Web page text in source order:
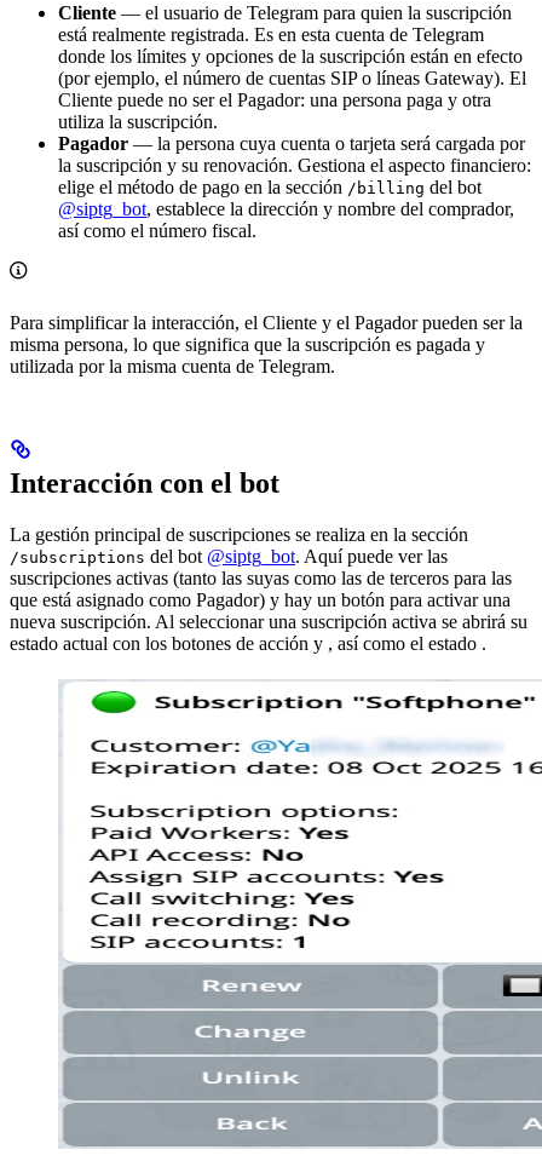
Cliente — el usuario de Telegram para quien la suscripción
está realmente registrada. Es en esta cuenta de Telegram
donde los límites y opciones de la suscripción están en efecto
(por ejemplo, el número de cuentas SIP o líneas Gateway). El
Cliente puede no ser el Pagador: una persona paga y otra
utiliza la suscripción.
Pagador — la persona cuya cuenta o tarjeta será cargada por
la suscripción y su renovación. Gestiona el aspecto financiero:
elige el método de pago en la sección /billing del bot
@siptg_bot, establece la dirección y nombre del comprador,
así como el número fiscal.
Para simplificar la interacción, el Cliente y el Pagador pueden ser la
misma persona, lo que significa que la suscripción es pagada y
utilizada por la misma cuenta de Telegram.
Interacción con el bot
La gestión principal de suscripciones se realiza en la sección
/subscriptions del bot @siptg_bot. Aquí puede ver las
suscripciones activas (tanto las suyas como las de terceros para las
que está asignado como Pagador) y hay un botón para activar una
nueva suscripción. Al seleccionar una suscripción activa se abrirá su
estado actual con los botones de acción y , así como el estado .